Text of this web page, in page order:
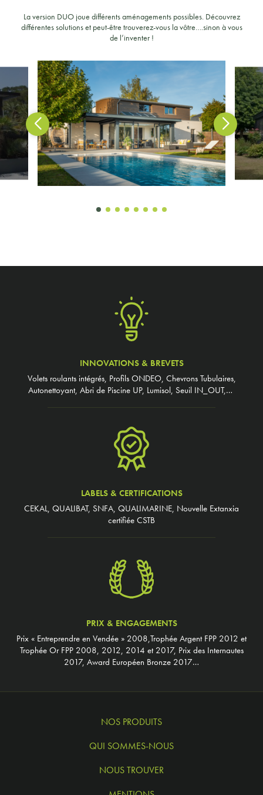
La version DUO joue différents aménagements possibles. Découvrez
différentes solutions et peut-être trouverez-vous la vôtre….sinon à vous
de l’inventer !
INNOVATIONS & BREVETS
Volets roulants intégrés, Profils ONDEO, Chevrons Tubulaires,
Autonettoyant, Abri de Piscine UP, Lumisol, Seuil IN_OUT,…
LABELS & CERTIFICATIONS
CEKAL, QUALIBAT, SNFA, QUALIMARINE, Nouvelle Extanxia
certifiée CSTB
PRIX & ENGAGEMENTS
Prix « Entreprendre en Vendée » 2008,Trophée Argent FPP 2012 et
Trophée Or FPP 2008, 2012, 2014 et 2017, Prix des Internautes
2017, Award Européen Bronze 2017…
NOS PRODUITS
QUI SOMMES-NOUS
NOUS TROUVER